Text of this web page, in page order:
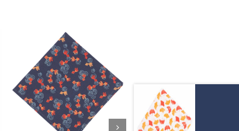
AJOUTER AU PANIER
/
APERÇU
AJOUTER AU